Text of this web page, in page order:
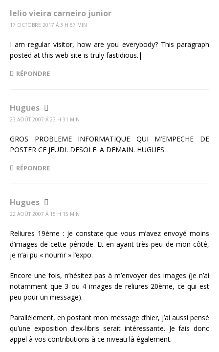
lelio vieira carneiro junior
17 OCTOBRE 2017 Á 3 H 57 MIN
I am regular visitor, how are you everybody? This paragraph
posted at this web site is truly fastidious.|
RÉPONDRE
Hugues
23 AOÛT 2007 Á 23 H 31 MIN
GROS PROBLEME INFORMATIQUE QUI M’EMPECHE DE
POSTER CE JEUDI. DESOLE. A DEMAIN. HUGUES
RÉPONDRE
Hugues
22 AOÛT 2007 Á 15 H 15 MIN
Reliures 19ème : je constate que vous m’avez envoyé moins
d’images de cette période. Et en ayant très peu de mon côté,
je n’ai pu « nourrir » l’expo.
Encore une fois, n’hésitez pas à m’envoyer des images (je n’ai
notamment que 3 ou 4 images de reliures 20ème, ce qui est
peu pour un message).
Parallèlement, en postant mon message d’hier, j’ai aussi pensé
qu’une exposition d’ex-libris serait intéressante. Je fais donc
appel à vos contributions à ce niveau là également.